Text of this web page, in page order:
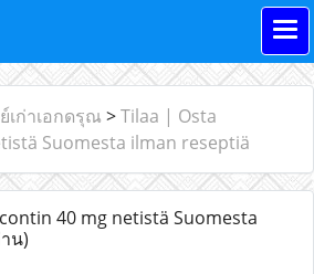
เก่าเอกดรุณ >Tilaa | Osta
Suomesta ilman reseptiä
40 mg netistä Suomesta
น)